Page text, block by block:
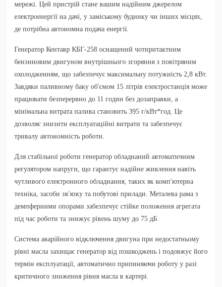
мережі. Цей пристрій стане вашим надійним джерелом
електроенергії на дачі, у заміському будинку чи інших місцях,
де потрібна автономна подача енергії.
Генератор Кентавр КБГ-258 оснащений чотиритактним
бензиновим двигуном внутрішнього згоряння з повітряним
охолодженням, що забезпечує максимальну потужність 2,8 кВт.
Завдяки паливному баку об'ємом 15 літрів електростанція може
працювати безперервно до 11 годин без дозаправки, а
мінімальна витрата палива становить 395 г/кВт*год. Це
дозволяє знизити експлуатаційні витрати та забезпечує
тривалу автономність роботи.
Для стабільної роботи генератор обладнаний автоматичним
регулятором напруги, що гарантує надійне живлення навіть
чутливого електронного обладнання, таких як комп'ютерна
техніка, засоби зв'язку та побутові прилади. Металева рама з
демпферними опорами забезпечує стійке положення агрегата
під час роботи та знижує рівень шуму до 75 дБ.
Система аварійного відключення двигуна при недостатньому
рівні масла захищає генератор від пошкоджень і подовжує його
термін експлуатації, автоматично припиняючи роботу у разі
критичного зниження рівня масла в картері.